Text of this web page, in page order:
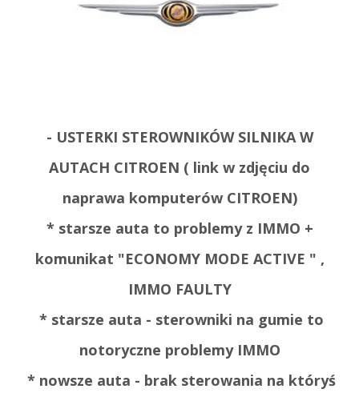
- USTERKI STEROWNIKÓW SILNIKA W
AUTACH CITROEN ( link w zdjęciu do
naprawa komputerów CITROEN)
* starsze auta to problemy z IMMO +
komunikat "ECONOMY MODE ACTIVE " ,
IMMO FAULTY
* starsze auta - sterowniki na gumie to
notoryczne problemy IMMO
* nowsze auta - brak sterowania na któryś